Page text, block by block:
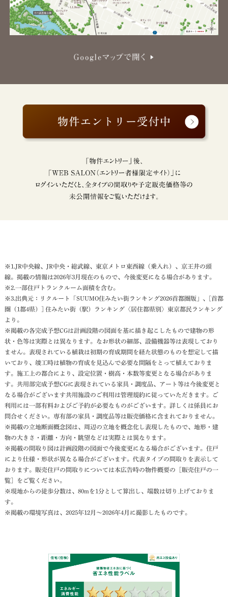
※1.JR中央線、JR中央・総武線、東京メトロ東西線（乗入れ）、京王井の頭
線。掲載の情報は2026年3月現在のもので、今後変更になる場合があります。
※2.一部住戸トランクルーム面積を含む。
※3.出典元：リクルート「SUUMO住みたい街ランキング2026首都圏版」、[首都
圏（1都4県）] 住みたい街（駅）ランキング〈居住都県別〉東京都民ランキング
より。
※掲載の各完成予想CGは計画段階の図面を基に描き起こしたもので建物の形
状・色等は実際とは異なります。なお形状の細部、設備機器等は表現しており
ません。表現されている植栽は初期の育成期間を経た状態のものを想定して描
いており、竣工時は植物の育成を見込んで必要な間隔をとって植えておりま
す。施工上の都合により、設定位置・樹高・本数等変更となる場合がありま
す。共用部完成予想CGに表現されている家具・調度品、アート等は今後変更と
なる場合がございます共用施設のご利用は管理規約に従っていただきます。ご
利用には一部有料およびご予約が必要なものがございます。詳しくは係員にお
問合せください。専有部の家具・調度品等は販売価格に含まれておりません。
※掲載の立地断面概念図は、周辺の立地を概念化し表現したもので、地形・建
物の大きさ・距離・方向・眺望などは実際とは異なります。
※掲載の間取り図は計画段階の図面で今後変更になる場合がございます。住戸
により仕様・形状が異なる場合がございます。代表タイプの間取りを表示して
おります。販売住戸の間取りについては本広告時の物件概要の［販売住戸の一
覧］をご覧ください。
※現地からの徒歩分数は、80mを1分として算出し、端数は切り上げておりま
す。
※掲載の環境写真は、2025年12月～2026年4月に撮影したものです。